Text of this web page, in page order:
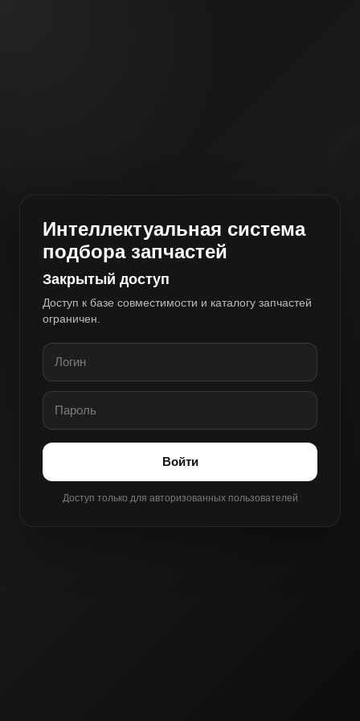
Интеллектуальная система
подбора запчастей
Закрытый доступ
Доступ к базе совместимости и каталогу запчастей
ограничен.
Войти
Доступ только для авторизованных пользователей